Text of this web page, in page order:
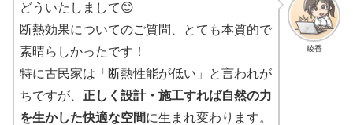
綾香
どういたしまして😊
断熱効果についてのご質問、とても本質的で
素晴らしかったです！
特に古民家は「断熱性能が低い」と言われが
ちですが、 正しく設計・施工すれば自然の力
を生かした快適な空間に生まれ変わります。